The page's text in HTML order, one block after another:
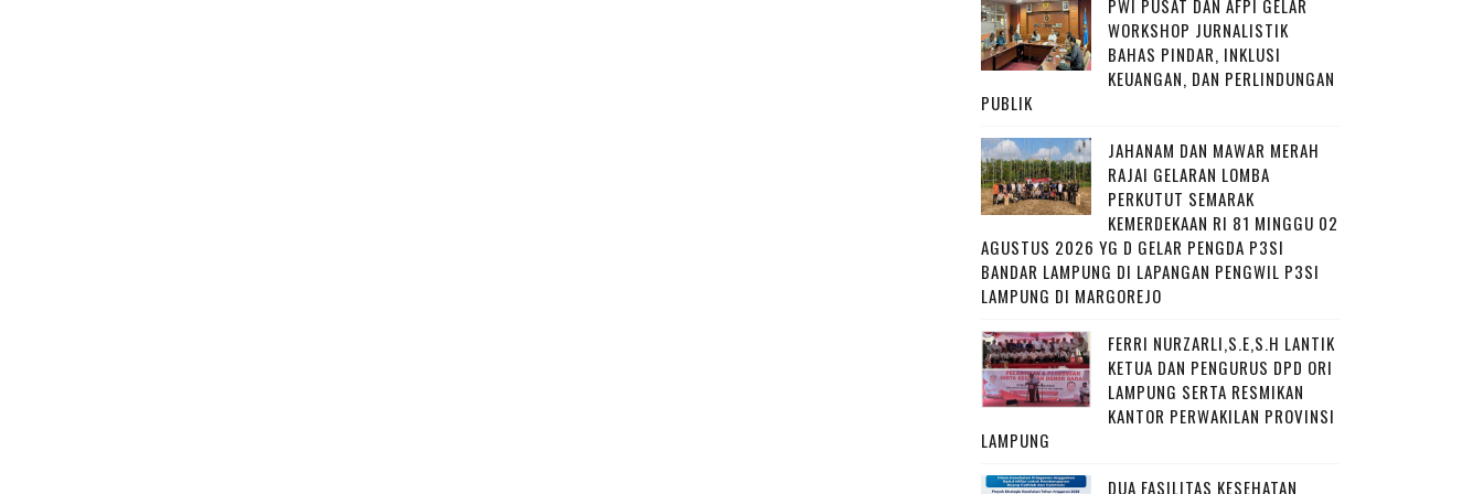
PWI PUSAT DAN AFPI GELAR
WORKSHOP JURNALISTIK
BAHAS PINDAR, INKLUSI
KEUANGAN, DAN PERLINDUNGAN
PUBLIK
JAHANAM DAN MAWAR MERAH
RAJAI GELARAN LOMBA
PERKUTUT SEMARAK
KEMERDEKAAN RI 81 MINGGU 02
AGUSTUS 2026 YG D GELAR PENGDA P3SI
BANDAR LAMPUNG DI LAPANGAN PENGWIL P3SI
LAMPUNG DI MARGOREJO
FERRI NURZARLI,S.E,S.H LANTIK
KETUA DAN PENGURUS DPD ORI
LAMPUNG SERTA RESMIKAN
KANTOR PERWAKILAN PROVINSI
LAMPUNG
DUA FASILITAS KESEHATAN